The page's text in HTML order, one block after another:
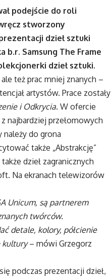
podejście do roli
stworzony
dzieł sztuki
b.r. Samsung The Frame
dzieł sztuki.
też prac mniej znanych –
artystów. Prace zostały
i Odkrycia. W ofercie
najbardziej przełomowych
należy do grona
także „Abstrakcję”
dzieł zagranicznych
Na ekranach telewizorów
Unicum, są partnerem
twórców.
detale, kolory, półcienie
kultury– mówi Grzegorz
podczas prezentacji dzieł,